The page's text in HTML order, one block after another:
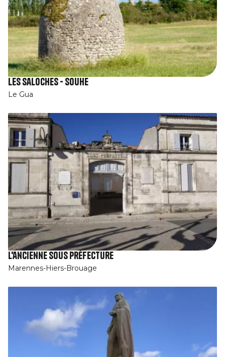
Les Saloches - Souhe
Le Gua
L'ancienne Sous Préfecture
Marennes-Hiers-Brouage